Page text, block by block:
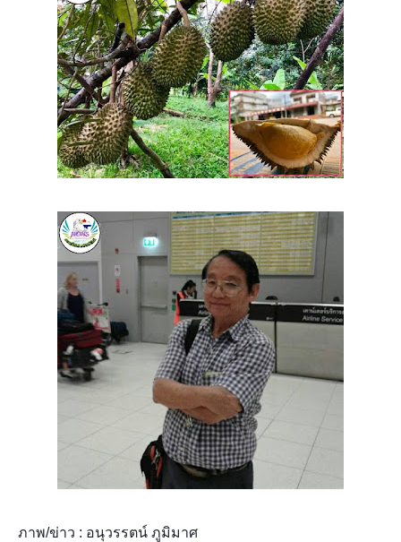
ภาพ/ข่าว : อนุวรรตน์ ภูมิมาศ